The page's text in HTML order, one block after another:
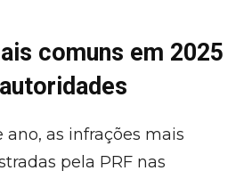
comuns em 2025
as infrações mais
pela PRF nas